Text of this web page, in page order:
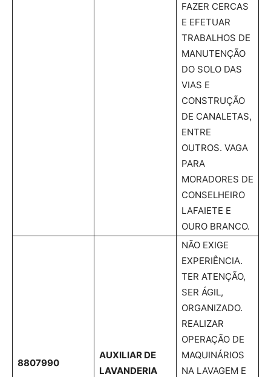
FAZER CERCAS
E EFETUAR
TRABALHOS DE
MANUTENÇÃO
DO SOLO DAS
VIAS E
CONSTRUÇÃO
DE CANALETAS,
ENTRE
OUTROS. VAGA
PARA
MORADORES DE
CONSELHEIRO
LAFAIETE E
OURO BRANCO.
8807990
AUXILIAR DE
LAVANDERIA
NÃO EXIGE
EXPERIÊNCIA.
TER ATENÇÃO,
SER ÁGIL,
ORGANIZADO.
REALIZAR
OPERAÇÃO DE
MAQUINÁRIOS
NA LAVAGEM E